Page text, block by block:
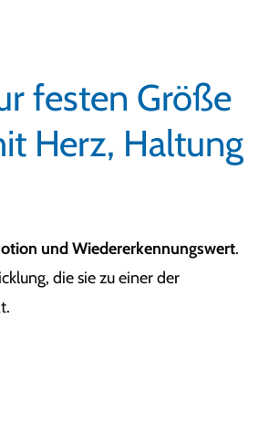
festen Größe
Herz, Haltung
und Wiedererkennungswert.
die sie zu einer der